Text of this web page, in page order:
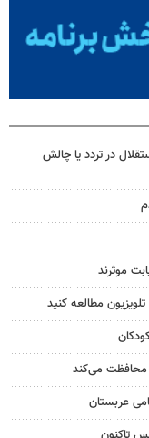
در تردد یا چالش
موثرند
مطالعه کنید
محافظت می‌کند
عربستان